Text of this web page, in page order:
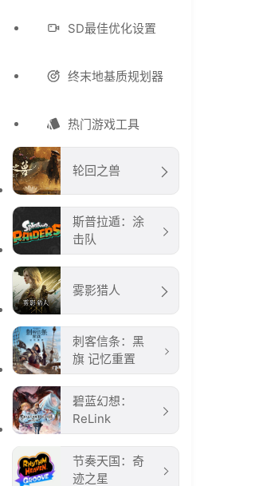
SD最佳优化设置
终末地基质规划器
热门游戏工具
轮回之兽
斯普拉遁：涂
击队
雾影猎人
刺客信条：黑
旗 记忆重置
碧蓝幻想：
ReLink
节奏天国：奇
迹之星